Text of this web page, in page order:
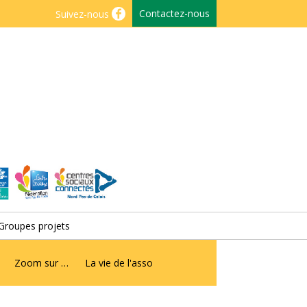
Suivez-nous Contactez-nous
projets
Zoom sur … La vie de l'asso